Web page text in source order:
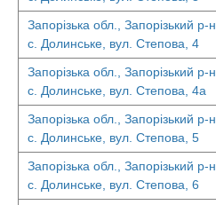
Запорізька обл., Запорізький р-н,
с. Долинське, вул. Степова, 4
Запорізька обл., Запорізький р-н,
с. Долинське, вул. Степова, 4а
Запорізька обл., Запорізький р-н,
с. Долинське, вул. Степова, 5
Запорізька обл., Запорізький р-н,
с. Долинське, вул. Степова, 6